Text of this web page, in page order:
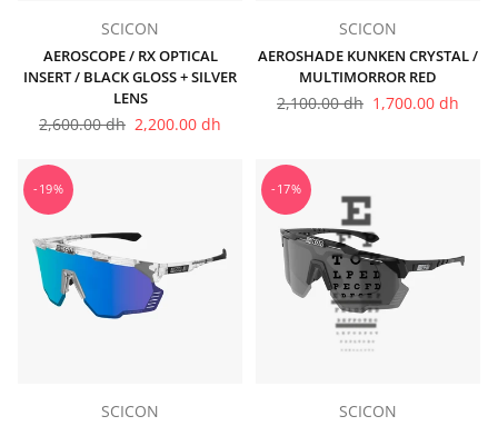
SCICON
AEROSCOPE / RX OPTICAL
INSERT / BLACK GLOSS + SILVER
LENS
Prix
2,600.00 dh 2,200.00 dh
SCICON
AEROSHADE KUNKEN CRYSTAL /
MULTIMORROR RED
Prix
2,100.00 dh 1,700.00 dh
-19%
SCICON
-17%
SCICON